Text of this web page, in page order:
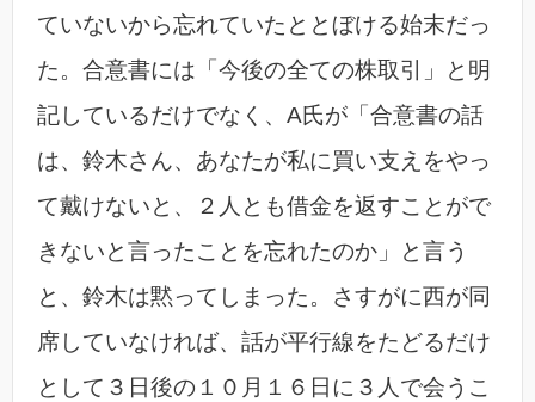
ていないから忘れていたととぼける始末だっ
た。合意書には「今後の全ての株取引」と明
記しているだけでなく、A氏が「合意書の話
は、鈴木さん、あなたが私に買い支えをやっ
て戴けないと、２人とも借金を返すことがで
きないと言ったことを忘れたのか」と言う
と、鈴木は黙ってしまった。さすがに西が同
席していなければ、話が平行線をたどるだけ
として３日後の１０月１６日に３人で会うこ